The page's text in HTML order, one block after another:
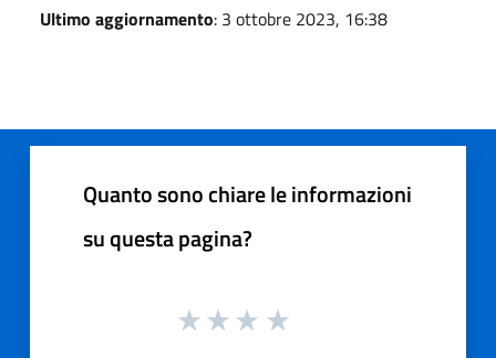
Ultimo aggiornamento: 3 ottobre 2023, 16:38
Quanto sono chiare le informazioni
su questa pagina?